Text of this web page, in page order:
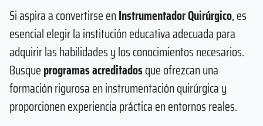
Si aspira a convertirse enInstrumentador Quirúrgico, es
esencial elegir la institución educativa adecuada para
adquirir las habilidades y los conocimientos necesarios.
Busqueprogramas acreditadosque ofrezcan una
formación rigurosa en instrumentación quirúrgica y
proporcionen experiencia práctica en entornos reales.